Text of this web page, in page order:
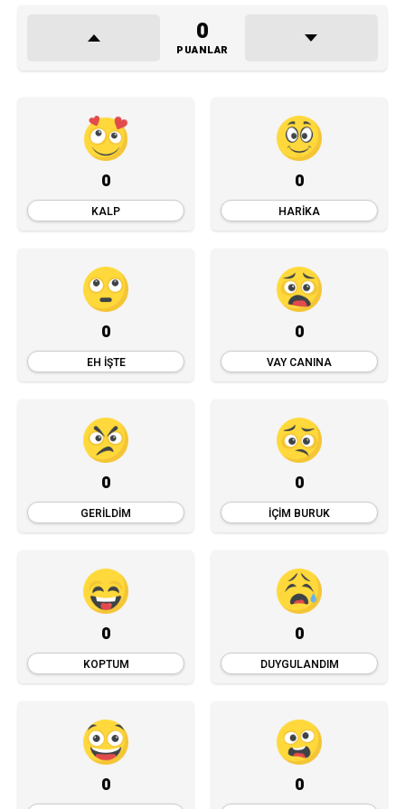
0
PUANLAR
0
KALP
0
HARIKA
0
EH İŞTE
0
VAY CANINA
0
GERILDIM
0
İÇIM BURUK
0
KOPTUM
0
DUYGULANDIM
0 0